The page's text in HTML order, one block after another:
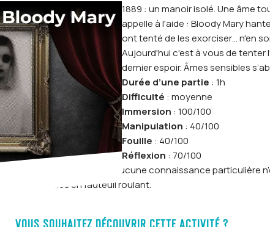
1889 : un manoir isolé. Une âme
appelle à l'aide : Bloody Mary
ont tenté de les exorciser… n'en
Aujourd'hui c'est à vous de tenter
dernier espoir. Âmes sensibles
Durée d’une partie : 1h
Difficulté : moyenne
Immersion : 100/100
Manipulation : 40/100
Fouille : 40/100
Réflexion : 70/100
à tous les joueurs. Aucune connaissance particulière
aux personnes en fauteuil roulant.